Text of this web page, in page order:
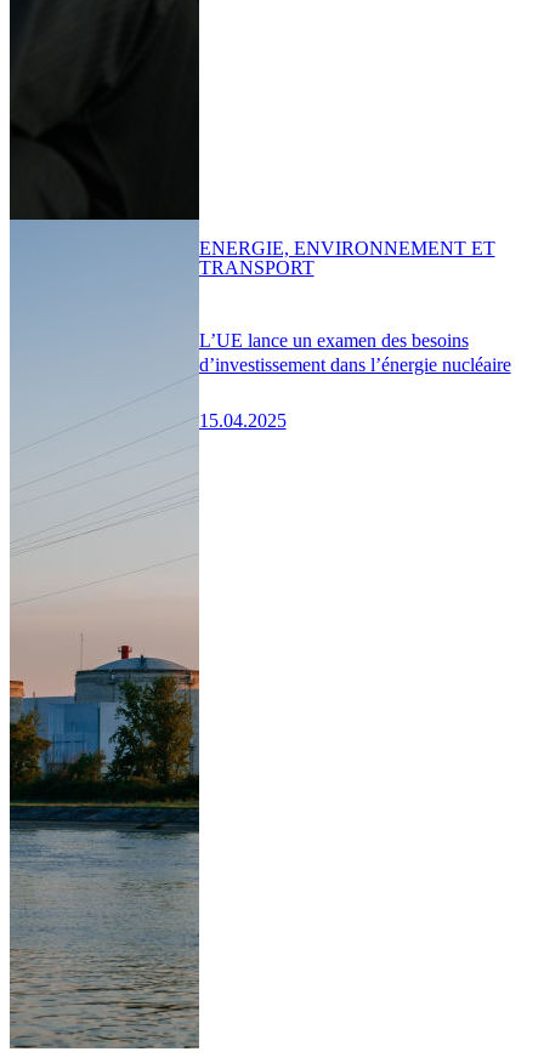
L’UE lance un examen des besoins
d’investissement dans l’énergie nucléaire
15.04.2025
ENERGIE, ENVIRONNEMENT ET
TRANSPORT